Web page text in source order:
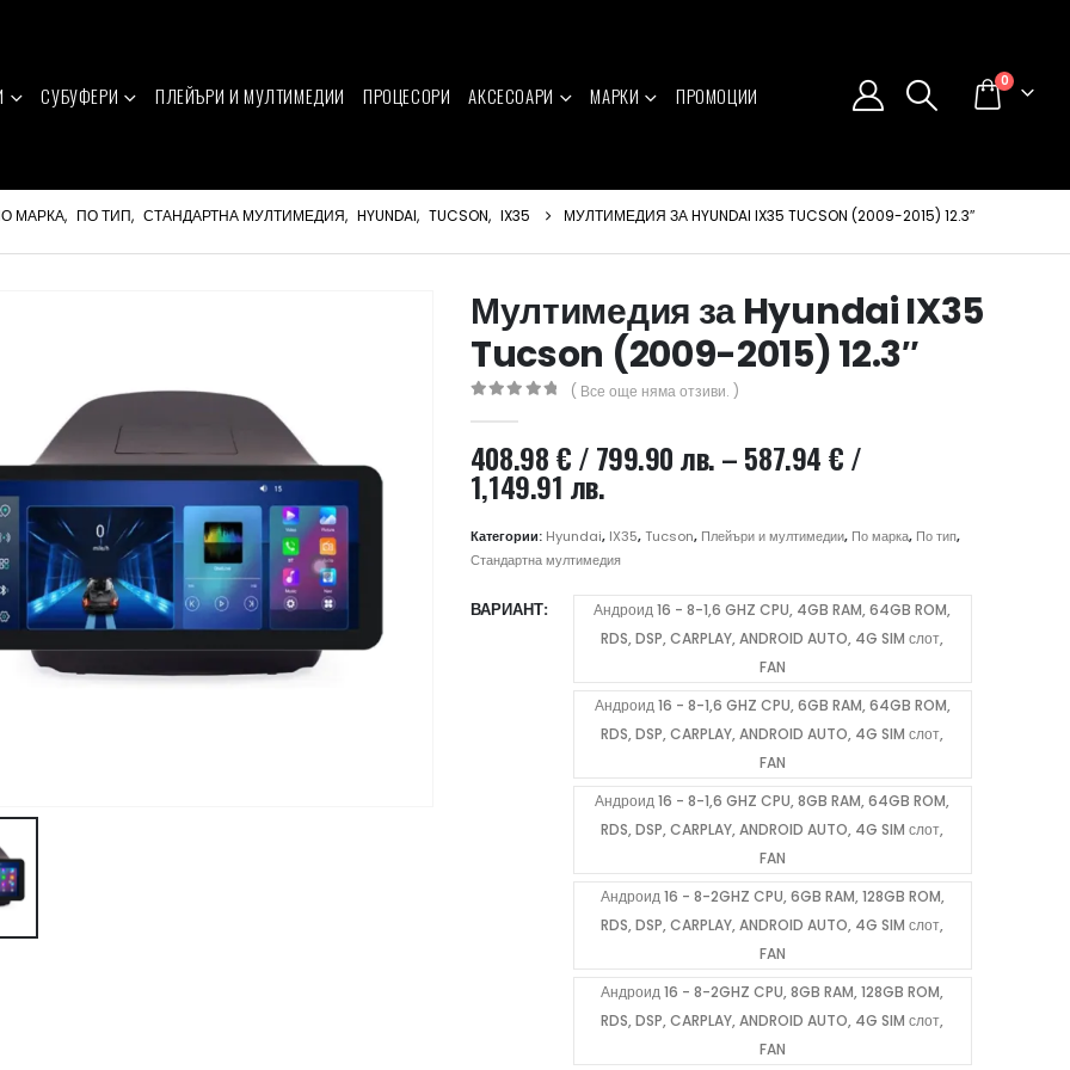
СУБУФЕРИ ПЛЕЙЪРИ И МУЛТИМЕДИИ ПРОЦЕСОРИ АКСЕСОАРИ МАРКИ ПРОМОЦИИ
0
МАРКА, ПО ТИП, СТАНДАРТНА МУЛТИМЕДИЯ, HYUNDAI, TUCSON, IX35 МУЛТИМЕДИЯ ЗА HYUNDAI IX35 TUCSON (2009-2015) 12.3″
Мултимедия за Hyundai IX35
Tucson (2009-2015) 12.3″
( Все още няма отзиви. )
408.98€/ 799.90 лв.–587.94€/
1,149.91 лв.Price
range:
408.98 €
/
799.90 лв.
through
587.94 €
/
1,149.91 лв.
Категории: Hyundai, IX35,Tucson, Плейъри и мултимедии, По марка, По тип,
Стандартна мултимедия
ВАРИАНТ
Андроид 16 - 8-1,6 GHZ CPU, 4GB RAM, 64GB ROM,
RDS, DSP, CARPLAY, ANDROID AUTO, 4G SIM слот,
FAN
Андроид 16 - 8-1,6 GHZ CPU, 6GB RAM, 64GB ROM,
RDS, DSP, CARPLAY, ANDROID AUTO, 4G SIM слот,
FAN
Андроид 16 - 8-1,6 GHZ CPU, 8GB RAM, 64GB ROM,
RDS, DSP, CARPLAY, ANDROID AUTO, 4G SIM слот,
FAN
Андроид 16 - 8-2GHZ CPU, 6GB RAM, 128GB ROM,
RDS, DSP, CARPLAY, ANDROID AUTO, 4G SIM слот,
FAN
Андроид 16 - 8-2GHZ CPU, 8GB RAM, 128GB ROM,
RDS, DSP, CARPLAY, ANDROID AUTO, 4G SIM слот,
FAN